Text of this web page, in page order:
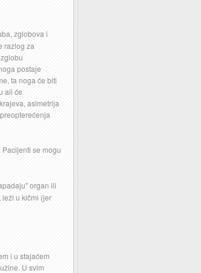
zglobova i
razlog za
postaje
ta noga će biti
ali će
asimetrija
se mogu
organ ili
u kičmi (jer
i u stajaćem
U svim